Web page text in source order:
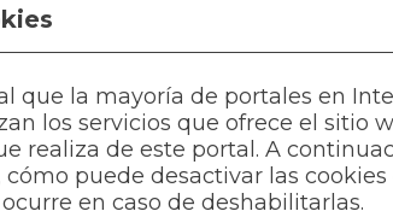
que la mayoría de portales en
los servicios que ofrece el sitio
realiza de este portal. A
puede desactivar las
en caso de deshabilitarlas.